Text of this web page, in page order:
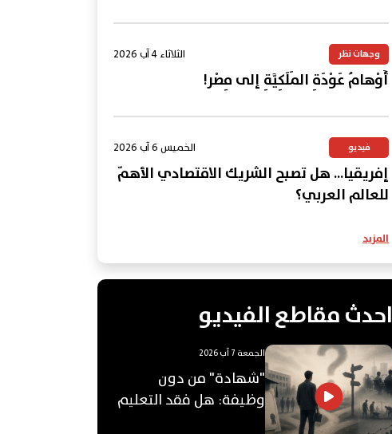
وجهات نظر الثلاثاء 4 آب 2026
أَوْهامُ عَوْدَةِ المَلَكِيَّةِ إلى مِصْر!
فيديو الخميس 6 آب 2026
إفريقيا... هل تصبح الشريك الاقتصادي الأهمّ
للعالم العربي؟
المزيد
احدث مقاطع الفيديو
الجمعة 7 آب 2026
"شهادة" من دون
وظيفة: هل فقد التعليم
الجامعي قيمته؟